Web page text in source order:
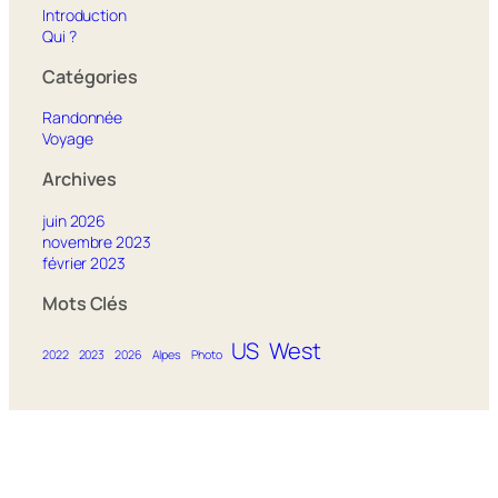
Introduction
Qui ?
Catégories
Randonnée
Voyage
Archives
juin 2026
novembre 2023
février 2023
Mots Clés
2022 2023 2026 Alpes Photo US West